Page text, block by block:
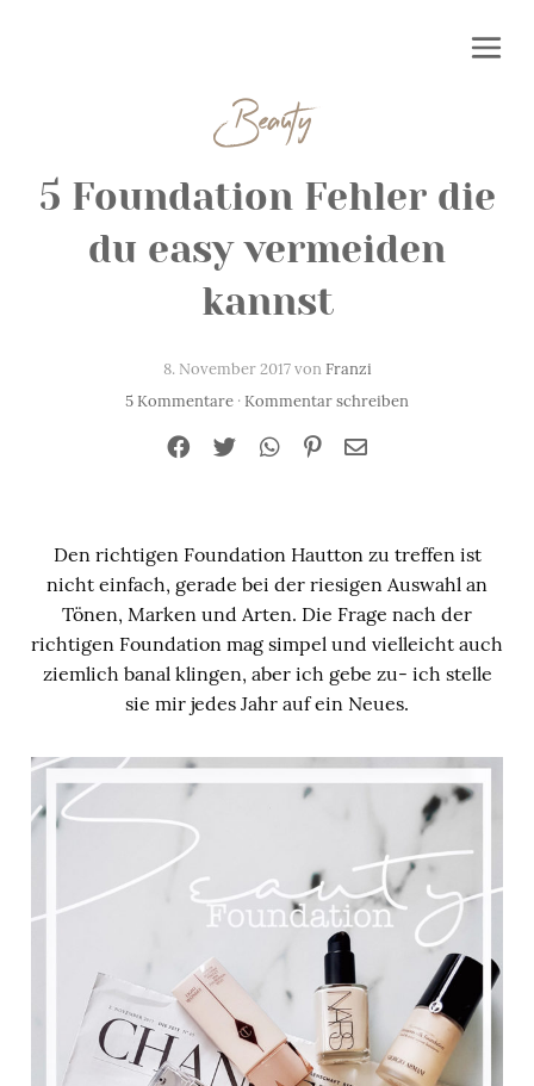
Beauty
5 Foundation Fehler die
du easy vermeiden
kannst
8. November 2017 vonFranzi
5 Kommentare · Kommentar schreiben
Den richtigen Foundation Hautton zu treffen ist
nicht einfach, gerade bei der riesigen Auswahl an
Tönen, Marken und Arten. Die Frage nach der
richtigen Foundation mag simpel und vielleicht auch
ziemlich banal klingen, aber ich gebe zu- ich stelle
sie mir jedes Jahr auf ein Neues.